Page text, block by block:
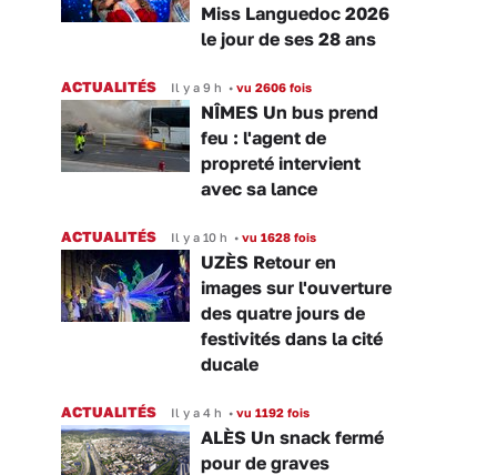
Miss Languedoc 2026
le jour de ses 28 ans
ACTUALITÉS Il y a 9 h • vu 2606 fois
NÎMES Un bus prend
feu : l'agent de
propreté intervient
avec sa lance
ACTUALITÉS Il y a 10 h • vu 1628 fois
UZÈS Retour en
images sur l'ouverture
des quatre jours de
festivités dans la cité
ducale
ACTUALITÉS Il y a 4 h • vu 1192 fois
ALÈS Un snack fermé
pour de graves